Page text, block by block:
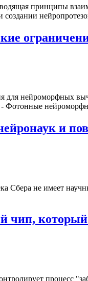
принципы
для нейроморфных
- Фотонные
и
Сбера не имеет
чип,
процесс